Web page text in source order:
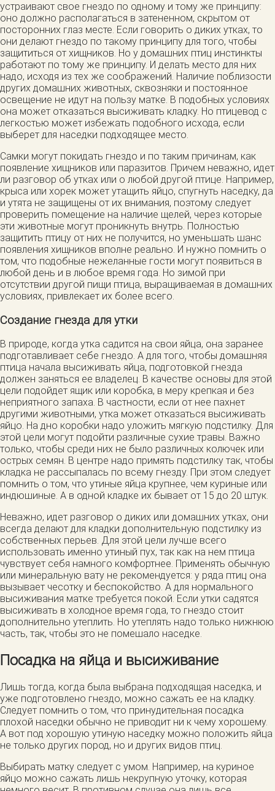
устраивают свое гнездо по одному и тому же принципу:
оно должно располагаться в затененном, скрытом от
посторонних глаз месте. Если говорить о диких утках, то
они делают гнездо по такому принципу для того, чтобы
защититься от хищников. Но у домашних птиц инстинкты
работают по тому же принципу. И делать место для них
надо, исходя из тех же соображений. Наличие поблизости
других домашних животных, сквозняки и постоянное
освещение не идут на пользу матке. В подобных условиях
она может отказаться высиживать кладку. Но птицевод с
легкостью может избежать подобного исхода, если
выберет для наседки подходящее место.
Самки могут покидать гнездо и по таким причинам, как
появление хищников или паразитов. Причем неважно, идет
ли разговор об утках или о любой другой птице. Например,
крыса или хорек может утащить яйцо, спугнуть наседку, да
и утята не защищены от их внимания, поэтому следует
проверить помещение на наличие щелей, через которые
эти животные могут проникнуть внутрь. Полностью
защитить птицу от них не получится, но уменьшать шанс
появления хищников вполне реально. И нужно помнить о
том, что подобные нежеланные гости могут появиться в
любой день и в любое время года. Но зимой при
отсутствии другой пищи птица, выращиваемая в домашних
условиях, привлекает их более всего.
Создание гнезда для утки
В природе, когда утка садится на свои яйца, она заранее
подготавливает себе гнездо. А для того, чтобы домашняя
птица начала высиживать яйца, подготовкой гнезда
должен заняться ее владелец. В качестве основы для этой
цели подойдет ящик или коробка, в меру крепкая и без
неприятного запаха. В частности, если от нее пахнет
другими животными, утка может отказаться высиживать
яйцо. На дно коробки надо уложить мягкую подстилку. Для
этой цели могут подойти различные сухие травы. Важно
только, чтобы среди них не было различных колючек или
острых семян. В центре надо примять подстилку так, чтобы
кладка не рассыпалась по всему гнезду. При этом следует
помнить о том, что утиные яйца крупнее, чем куриные или
индюшиные. А в одной кладке их бывает от 15 до 20 штук.
Неважно, идет разговор о диких или домашних утках, они
всегда делают для кладки дополнительную подстилку из
собственных перьев. Для этой цели лучше всего
использовать именно утиный пух, так как на нем птица
чувствует себя намного комфортнее. Применять обычную
или минеральную вату не рекомендуется: у ряда птиц она
вызывает чесотку и беспокойство. А для нормального
высиживания матке требуется покой. Если утки садятся
высиживать в холодное время года, то гнездо стоит
дополнительно утеплить. Но утеплять надо только нижнюю
часть, так, чтобы это не помешало наседке.
Посадка на яйца и высиживание
Лишь тогда, когда была выбрана подходящая наседка, и
уже подготовлено гнездо, можно сажать ее на кладку.
Следует помнить о том, что принудительная посадка
плохой наседки обычно не приводит ни к чему хорошему.
А вот под хорошую утиную наседку можно положить яйца
не только других пород, но и других видов птиц.
Выбирать матку следует с умом. Например, на куриное
яйцо можно сажать лишь некрупную уточку, которая